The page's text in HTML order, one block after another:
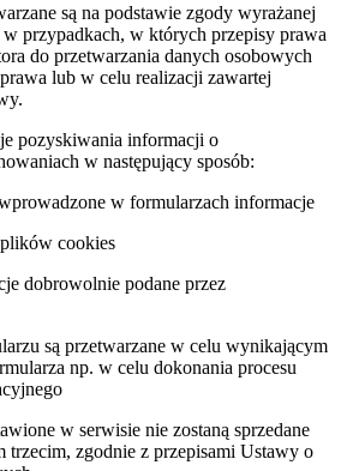
są na podstawie zgody wyrażanej
przypadkach, w których przepisy prawa
do przetwarzania danych osobowych
lub w celu realizacji zawartej
pozyskiwania informacji o
w następujący sposób:
w formularzach informacje
cookies
dobrowolnie podane przez
są przetwarzane w celu wynikającym
np. w celu dokonania procesu
w serwisie nie zostaną sprzedane
trzecim, zgodnie z przepisami Ustawy o